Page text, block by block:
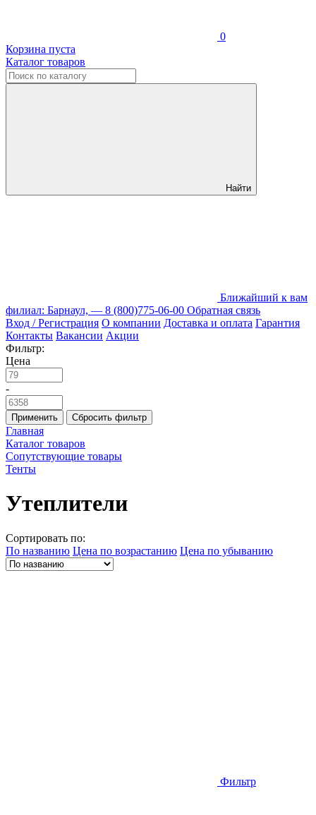
0
Корзина пуста
Каталог товаров
Найти
Ближайший к вам
филиал: Барнаул, — 8 (800)775-06-00 Обратная связь
Вход / Регистрация О компании Доставка и оплата Гарантия
Контакты Вакансии Акции
Фильтр:
Цена
-
Применить Сбросить фильтр
Главная
Каталог товаров
Сопутствующие товары
Тенты
Утеплители
Сортировать по:
По названию Цена по возрастанию Цена по убыванию
Фильтр